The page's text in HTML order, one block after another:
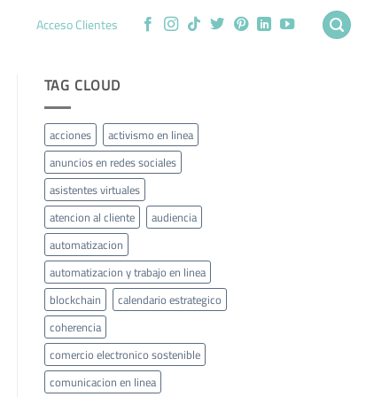
Acceso Clientes
TAG CLOUD
acciones
activismo en linea
anuncios en redes sociales
asistentes virtuales
atencion al cliente
audiencia
automatizacion
automatizacion y trabajo en linea
blockchain
calendario estrategico
coherencia
comercio electronico sostenible
comunicacion en linea